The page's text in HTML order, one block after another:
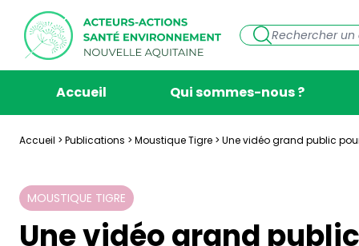
Accueil Qui sommes-nous ?
Accueil > Publications > Moustique Tigre > Une vidéo grand public
MOUSTIQUE TIGRE
Une vidéo grand